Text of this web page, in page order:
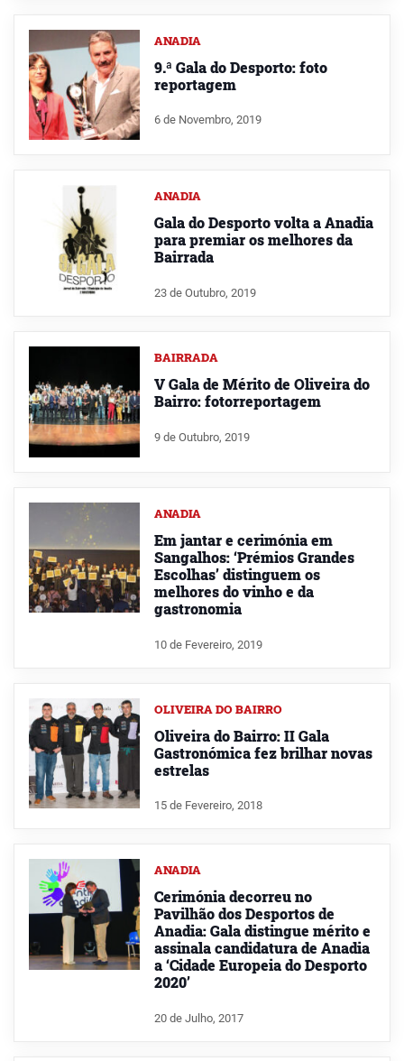
ANADIA
9.ª Gala do Desporto: foto
reportagem
6 de Novembro, 2019
ANADIA
Gala do Desporto volta a Anadia
para premiar os melhores da
Bairrada
23 de Outubro, 2019
BAIRRADA
V Gala de Mérito de Oliveira do
Bairro: fotorreportagem
9 de Outubro, 2019
ANADIA
Em jantar e cerimónia em
Sangalhos: ‘Prémios Grandes
Escolhas’ distinguem os
melhores do vinho e da
gastronomia
10 de Fevereiro, 2019
OLIVEIRA DO BAIRRO
Oliveira do Bairro: II Gala
Gastronómica fez brilhar novas
estrelas
15 de Fevereiro, 2018
ANADIA
Cerimónia decorreu no
Pavilhão dos Desportos de
Anadia: Gala distingue mérito e
assinala candidatura de Anadia
a ‘Cidade Europeia do Desporto
2020’
20 de Julho, 2017